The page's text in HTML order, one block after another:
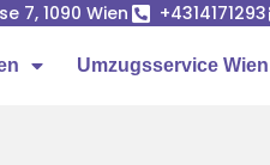
7, 1090 Wien +4314171293
Umzugsservice Wien